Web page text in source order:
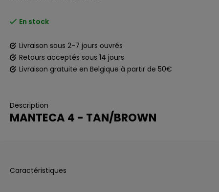
En stock
Livraison sous 2-7 jours ouvrés
Retours acceptés sous 14 jours
Livraison gratuite en Belgique à partir de 50€
Description
MANTECA 4 - TAN/BROWN
Caractéristiques